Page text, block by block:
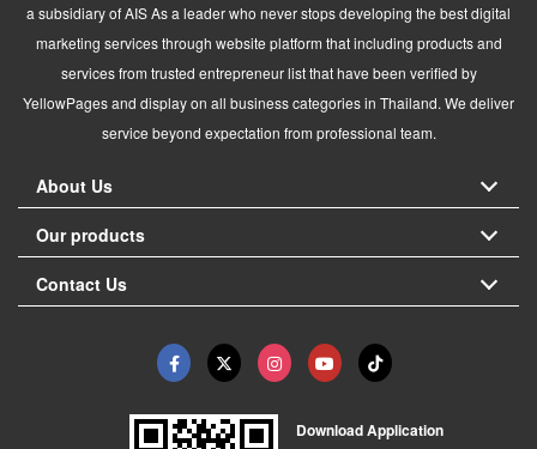
a subsidiary of AIS As a leader who never stops developing the best digital
marketing services through website platform that including products and
services from trusted entrepreneur list that have been verified by
YellowPages and display on all business categories in Thailand. We deliver
service beyond expectation from professional team.
About Us
Our products
Contact Us
Download Application